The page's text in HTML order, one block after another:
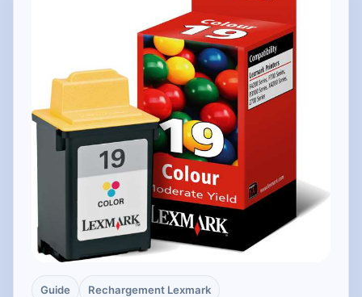
Guide Rechargement Lexmark